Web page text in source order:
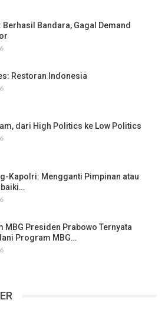
Bandara, Gagal Demand
Restoran Indonesia
dari High Politics ke Low Politics
Kapolri: Mengganti Pimpinan atau
MBG Presiden Prabowo Ternyata
Program MBG…